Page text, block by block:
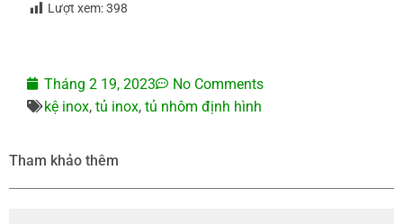
Lượt xem:398
Tháng 2 19, 2023
No Comments
kệ inox, tủ inox, tủ nhôm định hình
Tham khảo thêm